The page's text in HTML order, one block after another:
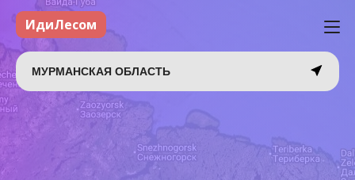
ИдиЛесом
МУРМАНСКАЯ ОБЛАСТЬ